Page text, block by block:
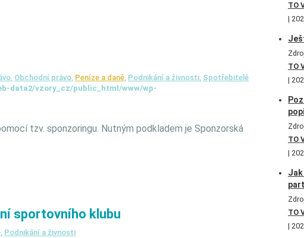
, Obchodní právo, Peníze a daně, Podnikání a živnosti, Spotřebitelé
data2/vzory_cz/public_html/www/wp-
tzv. sponzoringu. Nutným podkladem je Sponzorská
sportovního klubu
, Podnikání a živnosti
TO
TO
TO
TO